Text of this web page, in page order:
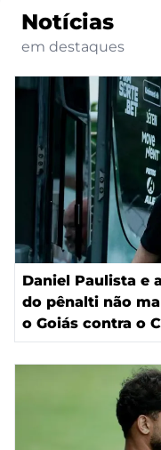
Notícias
em destaques
Daniel Paulista e
do pênalti não
o Goiás contra o